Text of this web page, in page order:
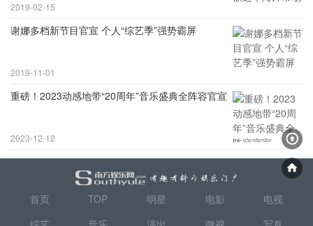
2019-02-15
谢娜多档新节目官宣 个人“综艺季”强势霸屏
2019-11-01
重磅！2023动感地带“20周年”音乐盛典全阵容官宣
2023-12-12
首页 TOP 明星 电影
电视